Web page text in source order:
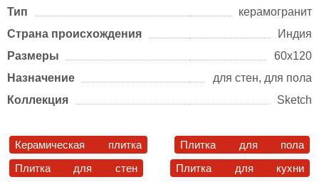
Тип
керамогранит
Страна происхождения
Индия
Размеры
60х120
Назначение
для стен, для пола
Коллекция
Sketch
Керамическая плитка
Плитка для пола
Плитка для стен
Плитка для кухни